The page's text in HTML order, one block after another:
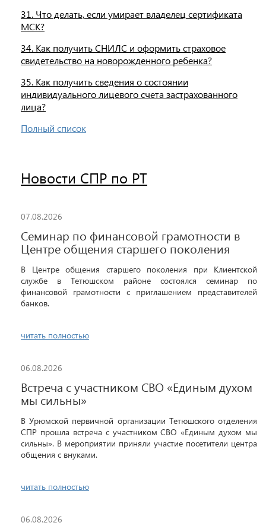
31. Что делать, если умирает владелец сертификата
МСК?
34. Как получить СНИЛС и оформить страховое
свидетельство на новорожденного ребенка?
35. Как получить сведения о состоянии
индивидуального лицевого счета застрахованного
лица?
Полный список
Новости СПР по РТ
07.08.2026
Семинар по финансовой грамотности в
Центре общения старшего поколения
В Центре общения старшего поколения при Клиентской
службе в Тетюшском районе состоялся семинар по
финансовой грамотности с приглашением представителей
банков.
читать полностью
06.08.2026
Встреча с участником СВО «Единым духом
мы сильны»
В Урюмской первичной организации Тетюшского отделения
СПР прошла встреча с участником СВО «Единым духом мы
сильны». В мероприятии приняли участие посетители центра
общения с внуками.
читать полностью
06.08.2026